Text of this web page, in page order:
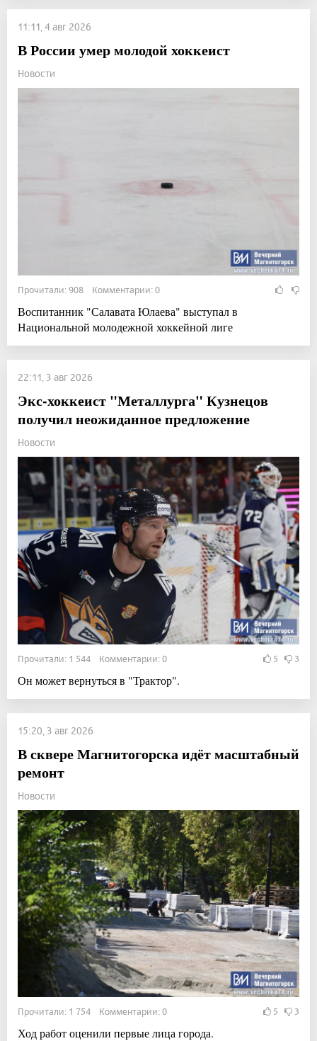
11:11, 4 авг 2026
В России умер молодой хоккеист
Новости
Прочитали: 908 Комментарии: 0
Воспитанник "Салавата Юлаева" выступал в
Национальной молодежной хоккейной лиге
22:11, 3 авг 2026
Экс-хоккеист "Металлурга" Кузнецов
получил неожиданное предложение
Новости
Прочитали: 1 544 Комментарии: 0 5 3
Он может вернуться в "Трактор".
15:20, 3 авг 2026
В сквере Магнитогорска идёт масштабный
ремонт
Новости
Прочитали: 1 754 Комментарии: 0 5 3
Ход работ оценили первые лица города.